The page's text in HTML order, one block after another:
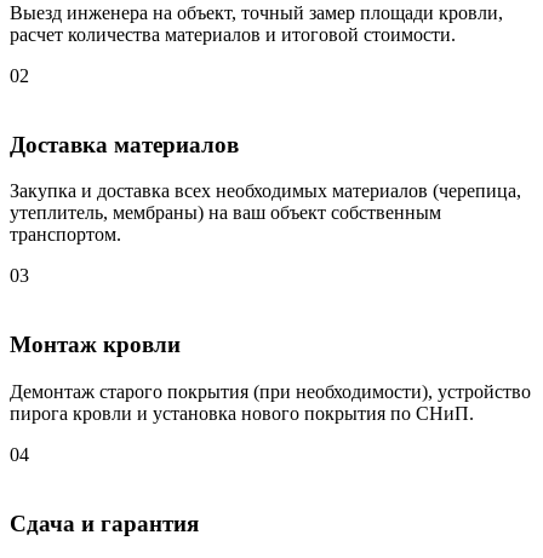
Выезд инженера на объект, точный замер площади кровли,
расчет количества материалов и итоговой стоимости.
02
Доставка материалов
Закупка и доставка всех необходимых материалов (черепица,
утеплитель, мембраны) на ваш объект собственным
транспортом.
03
Монтаж кровли
Демонтаж старого покрытия (при необходимости), устройство
пирога кровли и установка нового покрытия по СНиП.
04
Сдача и гарантия